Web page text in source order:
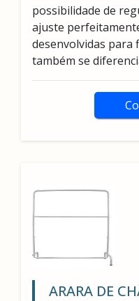
possibilidade de
ajuste
desenvolvidas para
também se
ARARA DE